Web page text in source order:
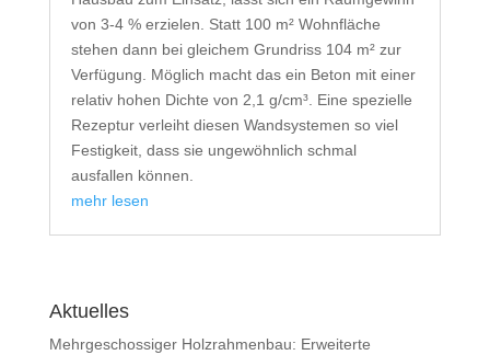
von 3-4 % erzielen. Statt 100 m² Wohnfläche
stehen dann bei gleichem Grundriss 104 m² zur
Verfügung. Möglich macht das ein Beton mit einer
relativ hohen Dichte von 2,1 g/cm³. Eine spezielle
Rezeptur verleiht diesen Wandsystemen so viel
Festigkeit, dass sie ungewöhnlich schmal
ausfallen können.
mehr lesen
Aktuelles
Mehrgeschossiger Holzrahmenbau: Erweiterte